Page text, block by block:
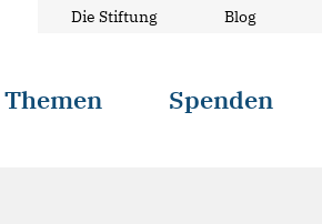
Die Stiftung Blog
Themen Spenden